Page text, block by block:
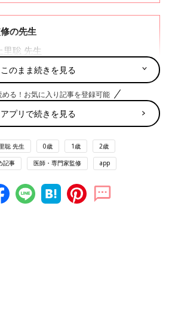
の先生
里聡 先生
：歯学博士/歯科医師。医療法人社団ゆ
県坂出市出身。1997年愛知学院大学歯学部
科卒業、同大学歯科矯正学講座入局、2003
知学院大学大学院歯学研究科修了。2009〜
年こうざと矯正歯科クリニック院長を経
医療法人社団ゆずかを設立し、理事長に就
2019年よりミュゼデンタルグループ監修医
このまま続きを見る
める！お気に入り記事を登録可能
アプリで続きを見る
聡 先生 0歳 1歳 2歳
記事 医師・専門家監修 app